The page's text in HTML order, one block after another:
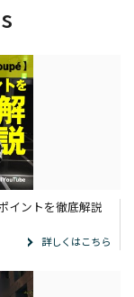
イントを徹底解説
詳しくはこちら